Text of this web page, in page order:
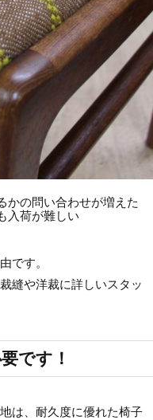
かの問い合わせが増えた
入荷が難しい
です。
縫や洋裁に詳しいスタッ
です！
は、耐久度に優れた椅子